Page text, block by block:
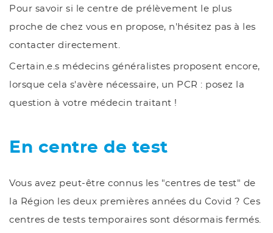
Pour savoir si le centre de prélèvement le plus
proche de chez vous en propose, n'hésitez pas à les
contacter directement.
Certain.e.s médecins généralistes proposent encore,
lorsque cela s'avère nécessaire, un PCR : posez la
question à votre médecin traitant !
En centre de test
Vous avez peut-être connus les "centres de test" de
la Région les deux premières années du Covid ? Ces
centres de tests temporaires sont désormais fermés.